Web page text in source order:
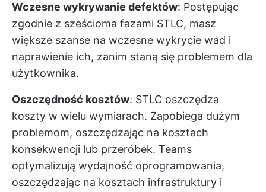
Wczesne wykrywanie defektów: Postępując
zgodnie z sześcioma fazami STLC, masz
większe szanse na wczesne wykrycie wad i
naprawienie ich, zanim staną się problemem dla
użytkownika.
Oszczędność kosztów: STLC oszczędza
koszty w wielu wymiarach. Zapobiega dużym
problemom, oszczędzając na kosztach
konsekwencji lub przeróbek. Teams
optymalizują wydajność oprogramowania,
oszczędzając na kosztach infrastruktury i